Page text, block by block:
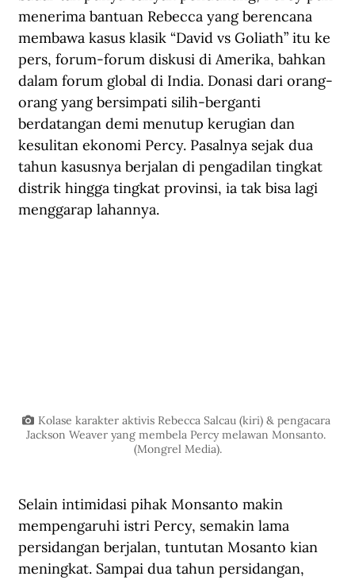
menerima bantuan Rebecca yang berencana
membawa kasus klasik “David vs Goliath” itu ke
pers, forum-forum diskusi di Amerika, bahkan
dalam forum global di India. Donasi dari orang-
orang yang bersimpati silih-berganti
berdatangan demi menutup kerugian dan
kesulitan ekonomi Percy. Pasalnya sejak dua
tahun kasusnya berjalan di pengadilan tingkat
distrik hingga tingkat provinsi, ia tak bisa lagi
menggarap lahannya.
Kolase karakter aktivis Rebecca Salcau (kiri) & pengacara
Jackson Weaver yang membela Percy melawan Monsanto.
(Mongrel Media).
Selain intimidasi pihak Monsanto makin
mempengaruhi istri Percy, semakin lama
persidangan berjalan, tuntutan Mosanto kian
meningkat. Sampai dua tahun persidangan,